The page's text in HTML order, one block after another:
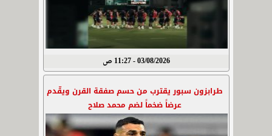
03/08/2026 - 11:27 ص
طرابزون سبور يقترب من حسم صفقة القرن ويقّدم
عرضاً ضخماً لضم محمد صلاح